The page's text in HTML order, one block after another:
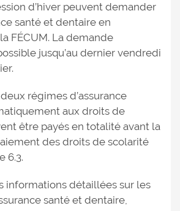
d’hiver peuvent demander
santé et dentaire en
FÉCUM. La demande
jusqu’au dernier vendredi
régimes d’assurance
aux droits de
être payés en totalité avant la
des droits de scolarité
6.3.
informations détaillées sur les
santé et dentaire,